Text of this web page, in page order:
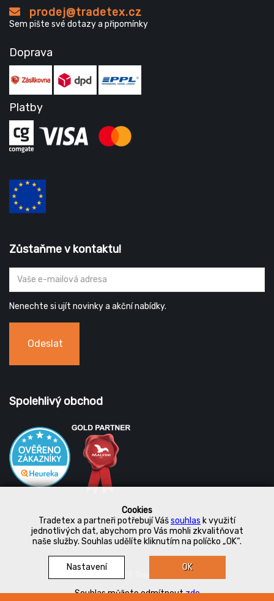
Cookies
Tradetex a partneři potřebují Vášsouhlas k využití
jednotlivých dat, abychom pro Vás mohli zkvalitňovat
naše služby. Souhlas udělíte kliknutím na políčko „OK“.
Nastavení OK
Souhlas můžete odmítnoutzde
prodej@tradetex.cz
Sem pište své dotazy a připomínky
Doprava
Platby
Zůstaňme v kontaktu!
Nenechte si ujít novinky a akční nabídky.
Odeslat
Spolehlivý obchod